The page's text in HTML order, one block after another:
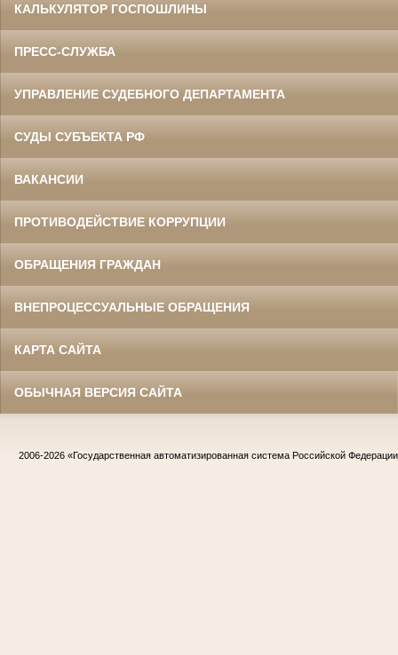
КАЛЬКУЛЯТОР ГОСПОШЛИНЫ
ПРЕСС-СЛУЖБА
УПРАВЛЕНИЕ СУДЕБНОГО ДЕПАРТАМЕНТА
СУДЫ СУБЪЕКТА РФ
ВАКАНСИИ
ПРОТИВОДЕЙСТВИЕ КОРРУПЦИИ
ОБРАЩЕНИЯ ГРАЖДАН
ВНЕПРОЦЕССУАЛЬНЫЕ ОБРАЩЕНИЯ
КАРТА САЙТА
ОБЫЧНАЯ ВЕРСИЯ САЙТА
2006-2026 «Государственная автоматизированная система Российской